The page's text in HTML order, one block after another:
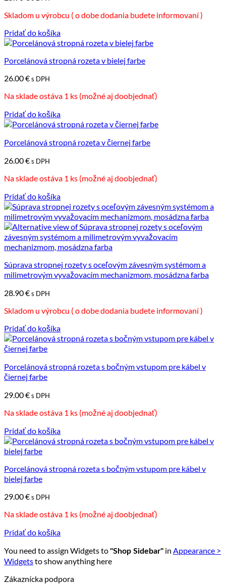
Skladom u výrobcu ( o dobe dodania budete informovaní )
Pridať do košíka
Porcelánová stropná rozeta v bielej farbe
26.00€s DPH
Na sklade ostáva 1 ks (možné aj doobjednať)
Pridať do košíka
Porcelánová stropná rozeta v čiernej farbe
26.00€s DPH
Na sklade ostáva 1 ks (možné aj doobjednať)
Pridať do košíka
Súprava stropnej rozety s oceľovým závesným systémom a
milimetrovým vyvažovacím mechanizmom, mosádzna farba
28.90€s DPH
Skladom u výrobcu ( o dobe dodania budete informovaní )
Pridať do košíka
Porcelánová stropná rozeta s bočným vstupom pre kábel v
čiernej farbe
29.00€s DPH
Na sklade ostáva 1 ks (možné aj doobjednať)
Pridať do košíka
Porcelánová stropná rozeta s bočným vstupom pre kábel v
bielej farbe
29.00€s DPH
Na sklade ostáva 1 ks (možné aj doobjednať)
Pridať do košíka
You need to assign Widgets to"Shop Sidebar" in Appearance >
Widgetsto show anything here
Zákaznícka podpora